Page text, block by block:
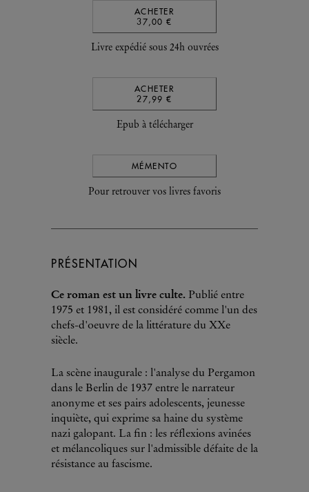
ACHETER
37,00 €
Livre expédié sous 24h ouvrées
ACHETER
27,99 €
Epub à télécharger
MÉMENTO
Pour retrouver vos livres favoris
PRÉSENTATION
Ce roman est un livre culte. Publié entre
1975 et 1981, il est considéré comme l'un des
chefs-d'oeuvre de la littérature du XXe
siècle.
La scène inaugurale : l'analyse du Pergamon
dans le Berlin de 1937 entre le narrateur
anonyme et ses pairs adolescents, jeunesse
inquiète, qui exprime sa haine du système
nazi galopant. La fin : les réflexions avinées
et mélancoliques sur l'admissible défaite de la
résistance au fascisme.